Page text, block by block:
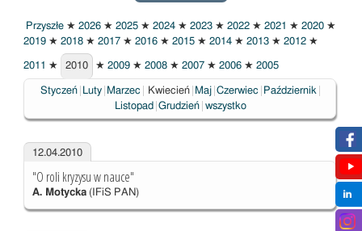
Przyszłe ★ 2026 ★ 2025 ★ 2024 ★ 2023 ★ 2022 ★ 2021 ★ 2020 ★
2019 ★ 2018 ★ 2017 ★ 2016 ★ 2015 ★ 2014 ★ 2013 ★ 2012 ★
2011 ★
2010
2010 ★ 2009 ★ 2008 ★ 2007 ★ 2006 ★ 2005
Styczeń Luty Marzec Wybrane
Kwiecień Maj Czerwiec
Październik
Listopad Grudzień wszystko
12.04.2010
"O roli kryzysu w nauce"
A. Motycka(IFiS PAN)